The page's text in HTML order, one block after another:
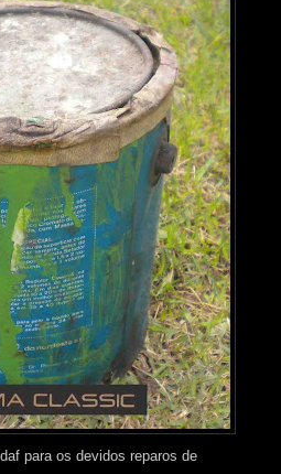
para os devidos reparos de